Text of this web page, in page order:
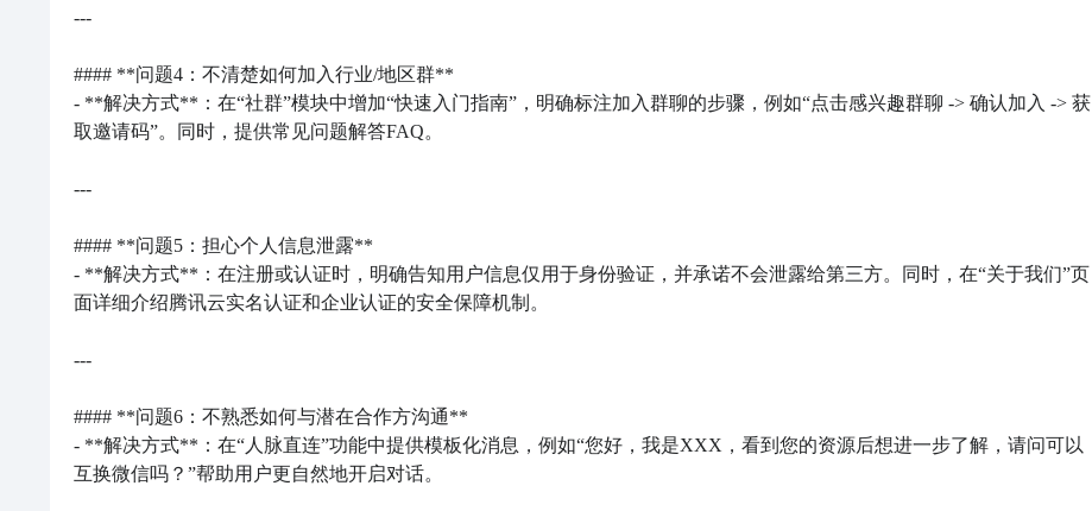
---
#### **问题4：不清楚如何加入行业/地区群**
- **解决方式**：在“社群”模块中增加“快速入门指南”，明确标注加入群聊的步骤，例如“点击感兴趣群聊 -> 确认加入 -> 获
取邀请码”。同时，提供常见问题解答FAQ。
---
#### **问题5：担心个人信息泄露**
- **解决方式**：在注册或认证时，明确告知用户信息仅用于身份验证，并承诺不会泄露给第三方。同时，在“关于我们”页
面详细介绍腾讯云实名认证和企业认证的安全保障机制。
---
#### **问题6：不熟悉如何与潜在合作方沟通**
- **解决方式**：在“人脉直连”功能中提供模板化消息，例如“您好，我是XXX，看到您的资源后想进一步了解，请问可以
互换微信吗？”帮助用户更自然地开启对话。